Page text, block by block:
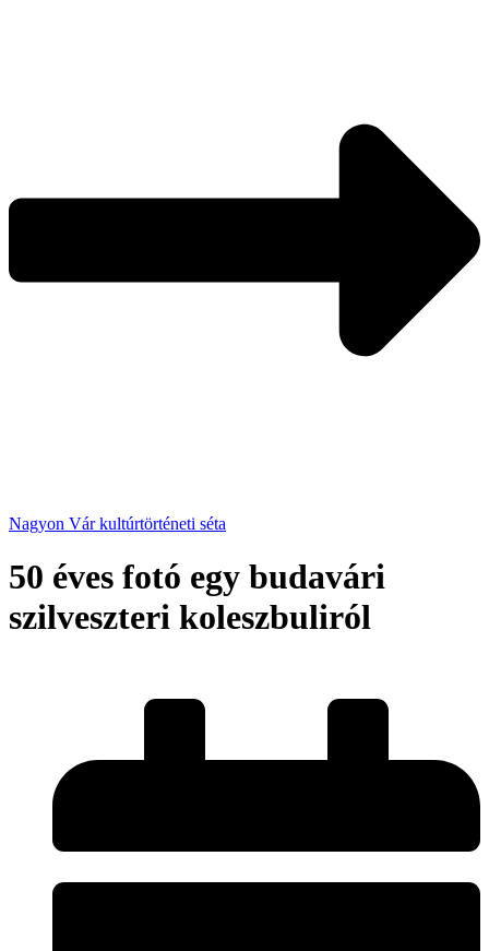
Nagyon Vár kultúrtörténeti séta
50 éves fotó egy budavári
szilveszteri koleszbuliról